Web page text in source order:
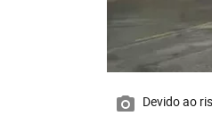
Devido ao